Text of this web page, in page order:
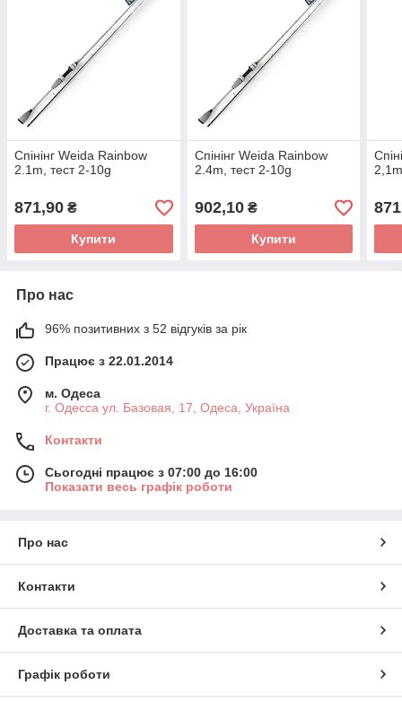
Спінінг Weida Rainbow
2.1m, тест 2-10g
871,90 ₴
Купити
Спінінг Weida Rainbow
2.4m, тест 2-10g
902,10₴
Купити
Про нас
96% позитивних з 52 відгуків за рік
Працює з 22.01.2014
м. Одеса
г. Одесса ул. Базовая, 17, Одеса, Україна
Контакти
Сьогодні працює з 07:00 до 16:00
Показати весь графік роботи
Про нас
Контакти
Доставка та оплата
Графік роботи